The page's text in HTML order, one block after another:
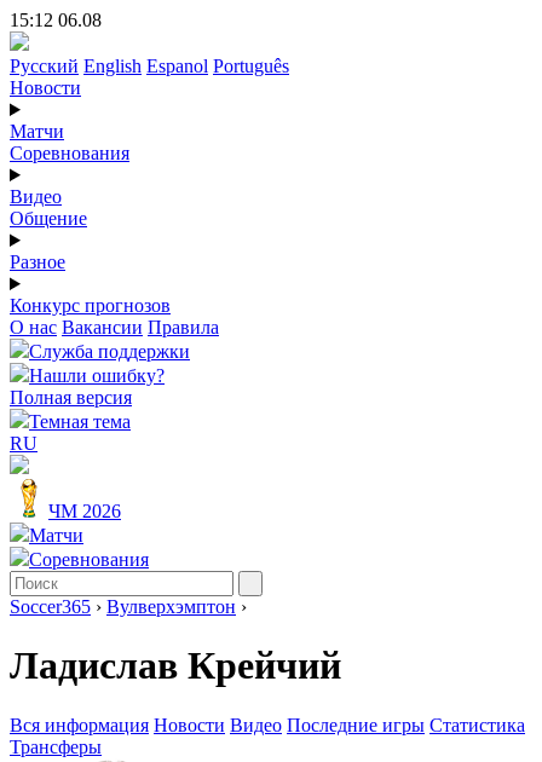
15:12 06.08
Русский English Espanol Português
Новости
Матчи
Соревнования
Видео
Общение
Разное
Конкурс прогнозов
О нас Вакансии Правила
Служба поддержки
Нашли ошибку?
Полная версия
Темная тема
RU
ЧМ 2026
Матчи
Соревнования
Soccer365 › Вулверхэмптон ›
Ладислав Крейчий
Вся информация Новости Видео Последние игры Статистика
Трансферы